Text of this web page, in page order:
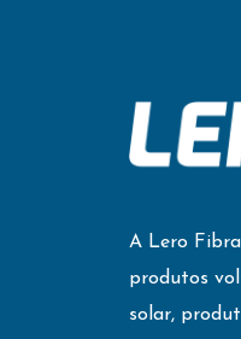
A Lero
produtos
solar,